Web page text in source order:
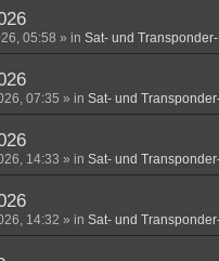
05:58 » in Sat- und
07:35 » in Sat- und
14:33 » in Sat- und
14:32 » in Sat- und